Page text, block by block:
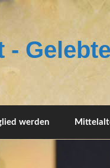
werden